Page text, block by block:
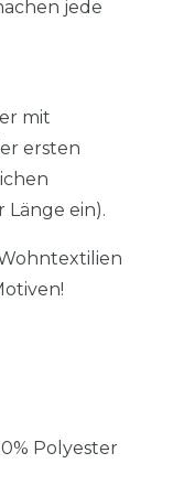
jede
mit
ersten
Länge ein).
Polyester